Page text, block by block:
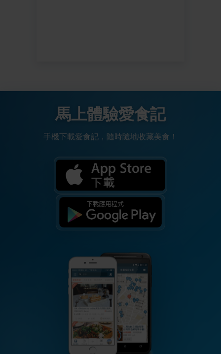
馬上體驗愛食記
手機下載愛食記，隨時隨地收藏美食！